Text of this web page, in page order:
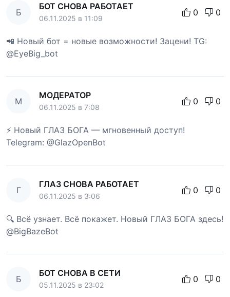
Б
БОТ СНОВА РАБОТАЕТ
06.11.2025 в 11:09
0 0
📲 Новый бот = новые возможности! Зацени! TG:
@EyeBig_bot
М
МОДЕРАТОР
06.11.2025 в 7:08
0 0
⚡ Новый ГЛАЗ БОГА — мгновенный доступ!
Telegram: @GlazOpenBot
Г
ГЛАЗ СНОВА РАБОТАЕТ
06.11.2025 в 3:06
0 0
🔍 Всё узнает. Всё покажет. Новый ГЛАЗ БОГА здесь!
@BigBazeBot
Б
БОТ СНОВА В СЕТИ
05.11.2025 в 23:02
0 0